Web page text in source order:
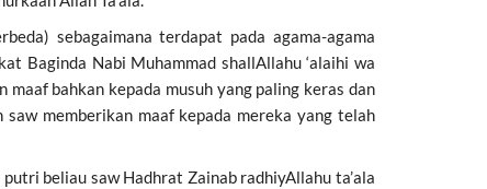
sebagaimana terdapat pada agama-agama
Baginda Nabi Muhammad shallAllahu ‘alaihi wa
bahkan kepada musuh yang paling keras dan
memberikan maaf kepada mereka yang telah